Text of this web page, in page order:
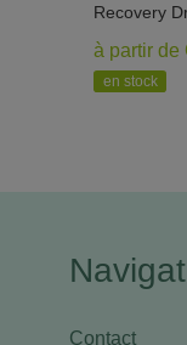
Recovery
à partir de
en stock
Contact